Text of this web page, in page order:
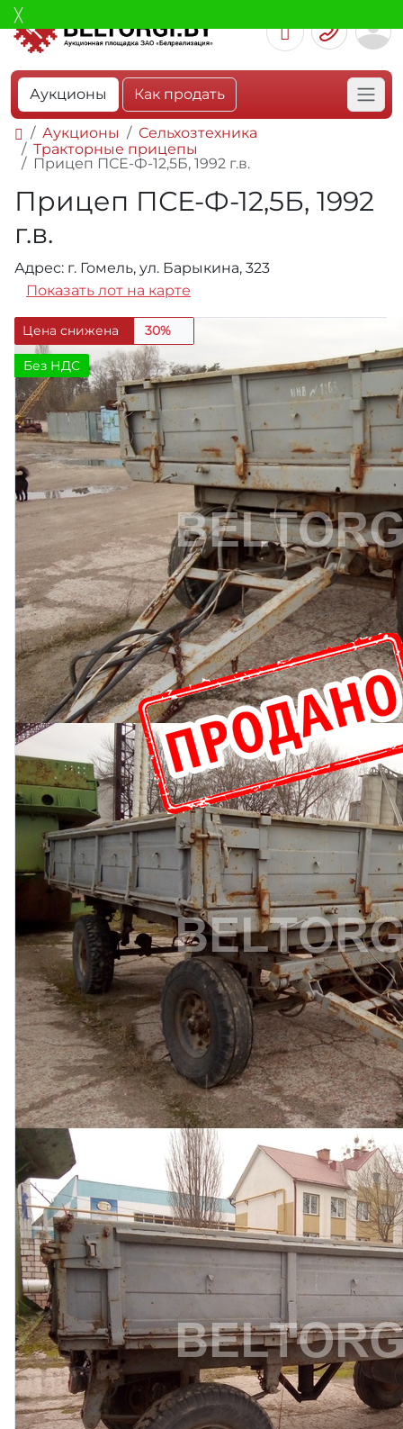
Аукционы Как продать
Аукционы
Сельхозтехника
Тракторные прицепы
Прицеп ПСЕ-Ф-12,5Б, 1992 г.в.
Прицеп ПСЕ-Ф-12,5Б, 1992
г.в.
Адрес: г. Гомель, ул. Барыкина, 323
Показать лот на карте
Цена снижена 30%
Без НДС